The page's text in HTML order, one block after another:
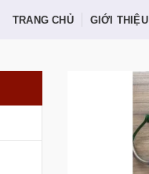
TRANG CHỦ GIỚI THIỆU